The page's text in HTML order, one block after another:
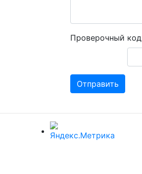
Проверочный код
Отправить